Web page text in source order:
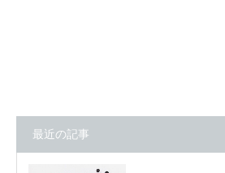
最近の記事